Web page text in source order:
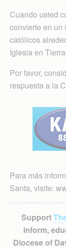
Cuando usted
convierte en un
católicos
Iglesia en
Por favor,
respuesta a la
Para más
Santa, visite:
Support
inform,
Diocese of